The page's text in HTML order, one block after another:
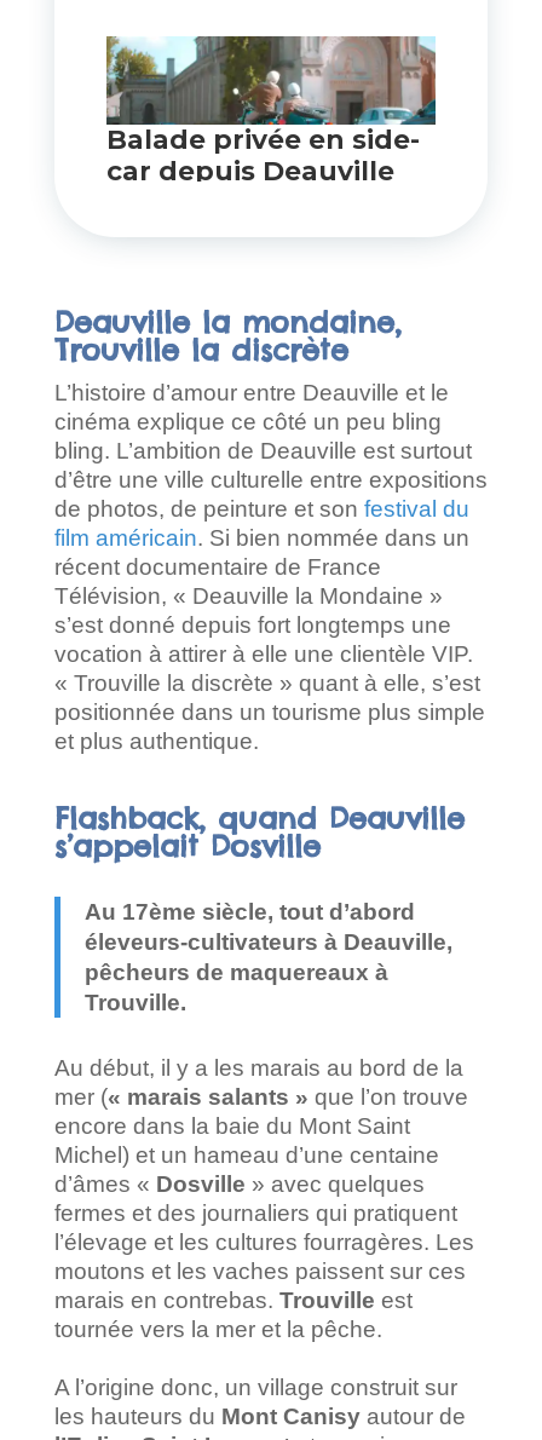
Deauville la mondaine,
Trouville la discrète
L’histoire d’amour entre Deauville et le
cinéma explique ce côté un peu bling
bling. L’ambition de Deauville est surtout
d’être une ville culturelle entre expositions
de photos, de peinture et son festival du
film américain. Si bien nommée dans un
récent documentaire de France
Télévision, « Deauville la Mondaine »
s’est donné depuis fort longtemps une
vocation à attirer à elle une clientèle VIP.
« Trouville la discrète » quant à elle, s’est
positionnée dans un tourisme plus simple
et plus authentique.
Flashback, quand Deauville
s’appelait Dosville
Au 17ème siècle, tout d’abord
éleveurs-cultivateurs à Deauville,
pêcheurs de maquereaux à
Trouville.
Au début, il y a les marais au bord de la
mer (« marais salants » que l’on trouve
encore dans la baie du Mont Saint
Michel) et un hameau d’une centaine
d’âmes « Dosville » avec quelques
fermes et des journaliers qui pratiquent
l’élevage et les cultures fourragères. Les
moutons et les vaches paissent sur ces
marais en contrebas. Trouville est
tournée vers la mer et la pêche.
A l’origine donc, un village construit sur
les hauteurs du Mont Canisyautour de